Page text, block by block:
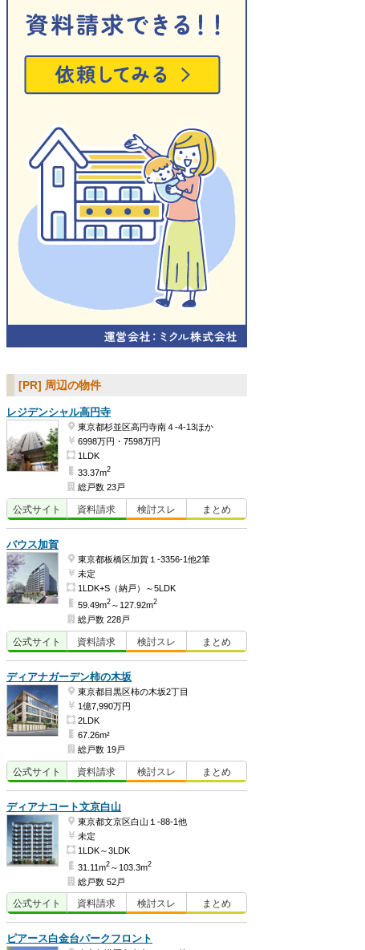
[PR] 周辺の物件
レジデンシャル高円寺
東京都杉並区高円寺南４-4-13ほか
6998万円・7598万円
1LDK
33.37m2
総戸数 23戸
公式サイト 資料請求 検討スレ まとめ
バウス加賀
東京都板橋区加賀１-3356-1他2筆
未定
1LDK+S（納戸）～5LDK
59.49m2 ～127.92m2
総戸数 228戸
公式サイト 資料請求 検討スレ まとめ
ディアナガーデン柿の木坂
東京都目黒区柿の木坂2丁目
1億7,990万円
2LDK
67.26m²
総戸数 19戸
公式サイト 資料請求 検討スレ まとめ
ディアナコート文京白山
東京都文京区白山１-88-1他
未定
1LDK～3LDK
31.11m2 ～103.3m2
総戸数 52戸
公式サイト 資料請求 検討スレ まとめ
ピアース白金台パークフロント